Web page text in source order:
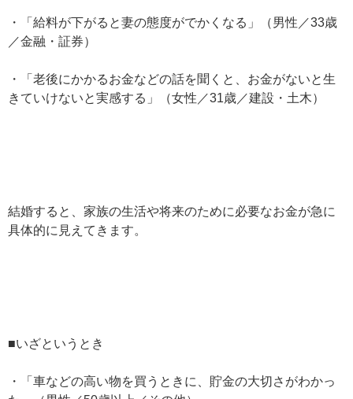
・「給料が下がると妻の態度がでかくなる」（男性／33歳
／金融・証券）
・「老後にかかるお金などの話を聞くと、お金がないと生
きていけないと実感する」（女性／31歳／建設・土木）
結婚すると、家族の生活や将来のために必要なお金が急に
具体的に見えてきます。
■いざというとき
・「車などの高い物を買うときに、貯金の大切さがわかっ